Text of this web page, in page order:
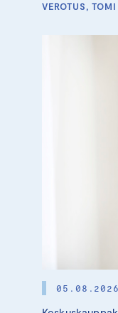
VEROTUS,
05.08.2026